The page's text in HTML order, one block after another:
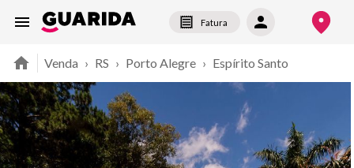
Fatura
Venda › RS › Porto Alegre › Espírito Santo